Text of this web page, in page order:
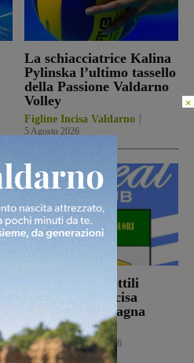
La schiacciatrice Kalina
Pylinska l’ultimo tassello
della Passione Valdarno
Volley
Figline Incisa Valdarno
5 Agosto 2026
Con Stefano Sottili
l’Ideal Club Incisa
chiude la campagna
acquisti
Calcio 5 Agosto 2026
×